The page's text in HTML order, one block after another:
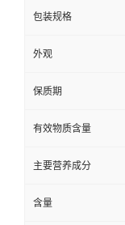
包装规格
外观
保质期
有效物质含量
主要营养成分
含量